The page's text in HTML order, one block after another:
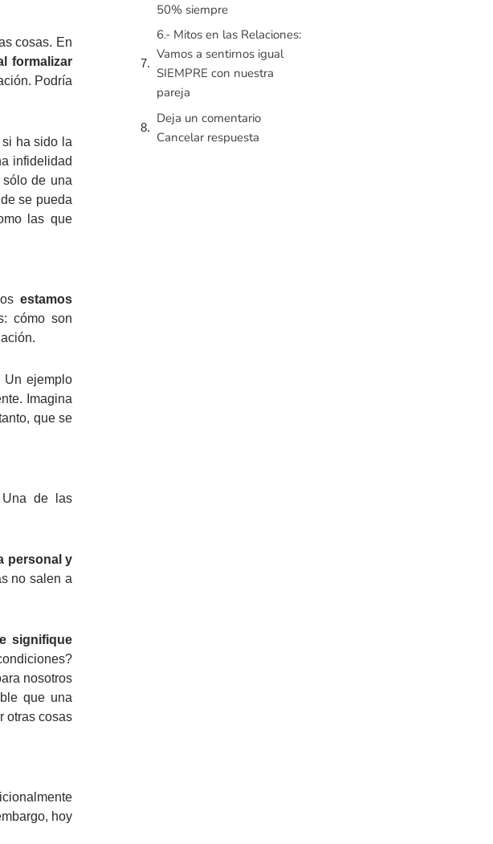
cosas. En
formalizar
Podría
ha sido la
infidelidad
de una
se pueda
las que
estamos
cómo son
Un ejemplo
Imagina
que se
Una de las
personal y
no salen a
signifique
nosotros
que una
otras cosas
hoy
50% siempre
6.- Mitos en las Relaciones:
Vamos a sentirnos igual
SIEMPRE con nuestra
pareja
Deja un comentario
Cancelar respuesta